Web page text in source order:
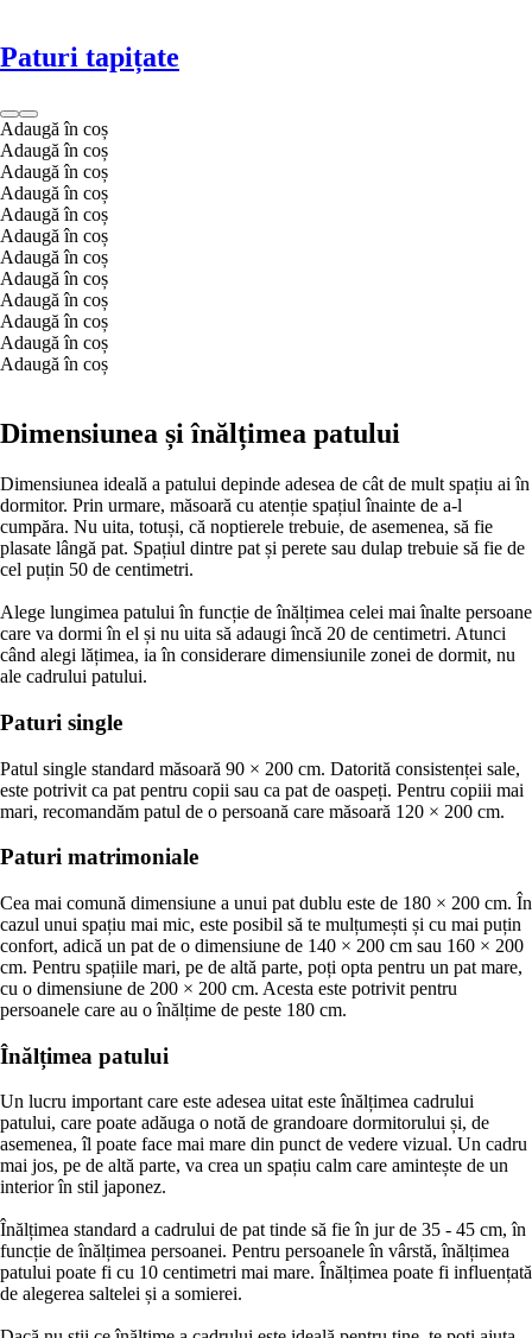
Paturi tapițate
Adaugă în coș
Adaugă în coș
Adaugă în coș
Adaugă în coș
Adaugă în coș
Adaugă în coș
Adaugă în coș
Adaugă în coș
Adaugă în coș
Adaugă în coș
Adaugă în coș
Adaugă în coș
Dimensiunea și înălțimea patului
Dimensiunea ideală a patului depinde adesea de cât de mult spațiu ai în
dormitor. Prin urmare, măsoară cu atenție spațiul înainte de a-l
cumpăra. Nu uita, totuși, că noptierele trebuie, de asemenea, să fie
plasate lângă pat. Spațiul dintre pat și perete sau dulap trebuie să fie de
cel puțin 50 de centimetri.
Alege lungimea patului în funcție de înălțimea celei mai înalte persoane
care va dormi în el și nu uita să adaugi încă 20 de centimetri. Atunci
când alegi lățimea, ia în considerare dimensiunile zonei de dormit, nu
ale cadrului patului.
Paturi single
Patul single standard măsoară 90 × 200 cm. Datorită consistenței sale,
este potrivit ca pat pentru copii sau ca pat de oaspeți. Pentru copiii mai
mari, recomandăm patul de o persoană care măsoară 120 × 200 cm.
Paturi matrimoniale
Cea mai comună dimensiune a unui pat dublu este de 180 × 200 cm. În
cazul unui spațiu mai mic, este posibil să te mulțumești și cu mai puțin
confort, adică un pat de o dimensiune de 140 × 200 cm sau 160 × 200
cm. Pentru spațiile mari, pe de altă parte, poți opta pentru un pat mare,
cu o dimensiune de 200 × 200 cm. Acesta este potrivit pentru
persoanele care au o înălțime de peste 180 cm.
Înălțimea patului
Un lucru important care este adesea uitat este înălțimea cadrului
patului, care poate adăuga o notă de grandoare dormitorului și, de
asemenea, îl poate face mai mare din punct de vedere vizual. Un cadru
mai jos, pe de altă parte, va crea un spațiu calm care amintește de un
interior în stil japonez.
Înălțimea standard a cadrului de pat tinde să fie în jur de 35 - 45 cm, în
funcție de înălțimea persoanei. Pentru persoanele în vârstă, înălțimea
patului poate fi cu 10 centimetri mai mare. Înălțimea poate fi influențată
de alegerea saltelei și a somierei.